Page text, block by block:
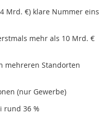
Mrd. €) klare Nummer eins
mehr als 10 Mrd. €
mehreren Standorten
(nur Gewerbe)
rund 36 %